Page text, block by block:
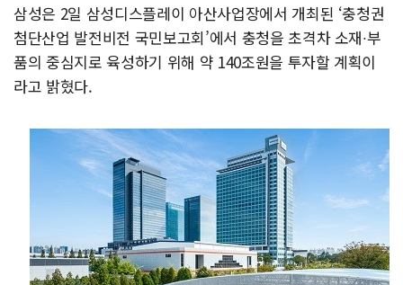
삼성은 2일 삼성디스플레이 아산사업장에서 개최된 ‘충청권
첨단산업 발전비전 국민보고회’에서 충청을 초격차 소재∙부
품의 중심지로 육성하기 위해 약 140조원을 투자할 계획이
라고 밝혔다.